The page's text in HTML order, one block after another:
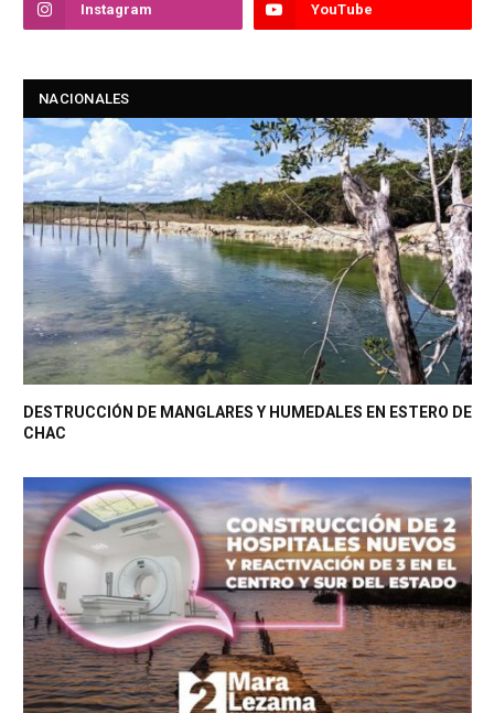
Instagram YouTube
NACIONALES
DESTRUCCIÓN DE MANGLARES Y HUMEDALES EN ESTERO DE
CHAC